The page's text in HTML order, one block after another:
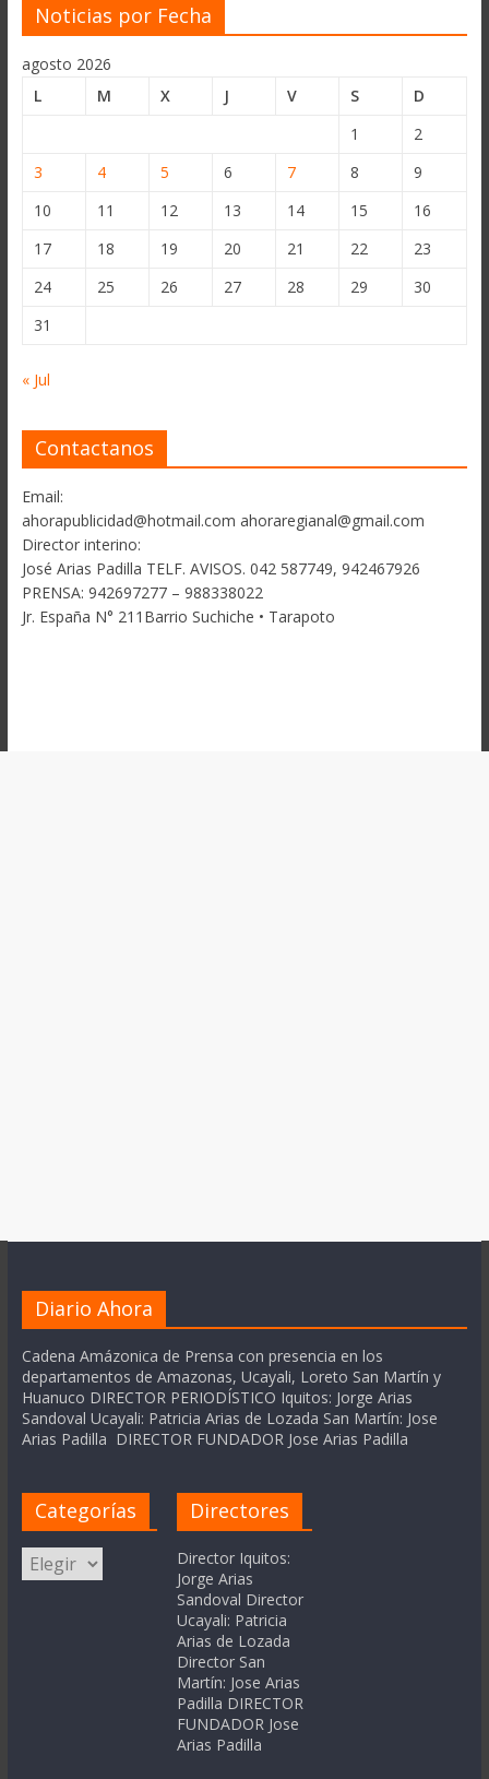
Noticias por Fecha
agosto 2026
L
M X J V S
D
1
2
3
4 5 6 7 8
9
10
11 12 13 14 15
16
17
18 19 20 21 22
23
24
25 26 27 28 29
30
31
« Jul
Contactanos
Email:
ahorapublicidad@hotmail.com ahoraregianal@gmail.com
Director interino:
José Arias Padilla TELF. AVISOS. 042 587749, 942467926
PRENSA: 942697277 – 988338022
Jr. España N° 211Barrio Suchiche • Tarapoto
Diario Ahora
Cadena Amázonica de Prensa con presencia en los
departamentos de Amazonas, Ucayali, Loreto San Martín y
Huanuco DIRECTOR PERIODÍSTICO Iquitos: Jorge Arias
Sandoval Ucayali: Patricia Arias de Lozada San Martín: Jose
Arias Padilla DIRECTOR FUNDADOR Jose Arias Padilla
Categorías
Categorías
Directores
Director Iquitos:
Jorge Arias
Sandoval Director
Ucayali: Patricia
Arias de Lozada
Director San
Martín: Jose Arias
Padilla DIRECTOR
FUNDADOR Jose
Arias Padilla